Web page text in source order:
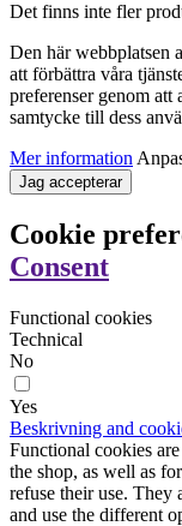
Det finns inte fler
Den här webbplatsen
att förbättra våra
preferenser genom att
samtycke till dess
Mer information
Jag accepterar
Cookie
Consent
Functional cookies
Technical
No
Yes
Beskrivning and
Functional cookies
the shop, as well as
refuse their use. They
and use the different